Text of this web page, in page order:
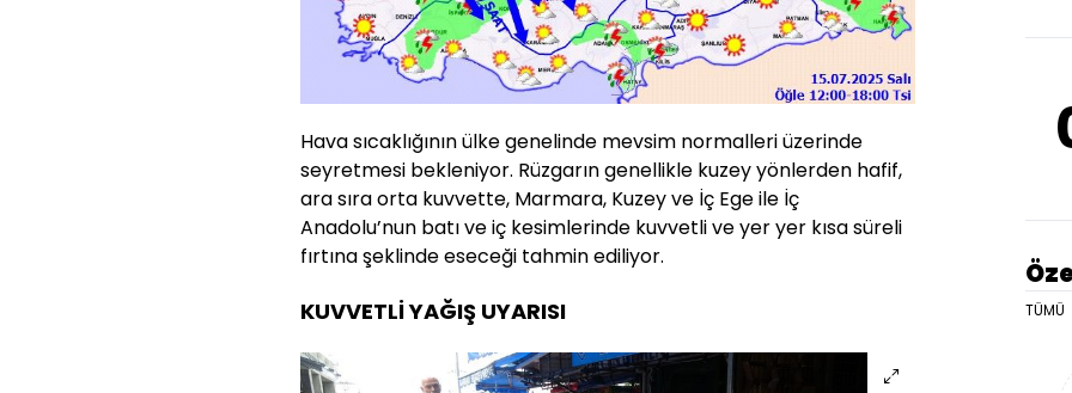
Hava sıcaklığının ülke genelinde mevsim normalleri üzerinde
seyretmesi bekleniyor. Rüzgarın genellikle kuzey yönlerden hafif,
ara sıra orta kuvvette, Marmara, Kuzey ve İç Ege ile İç
Anadolu’nun batı ve iç kesimlerinde kuvvetli ve yer yer kısa süreli
fırtına şeklinde eseceği tahmin ediliyor.
KUVVETLİ YAĞIŞ UYARISI TÜMÜ